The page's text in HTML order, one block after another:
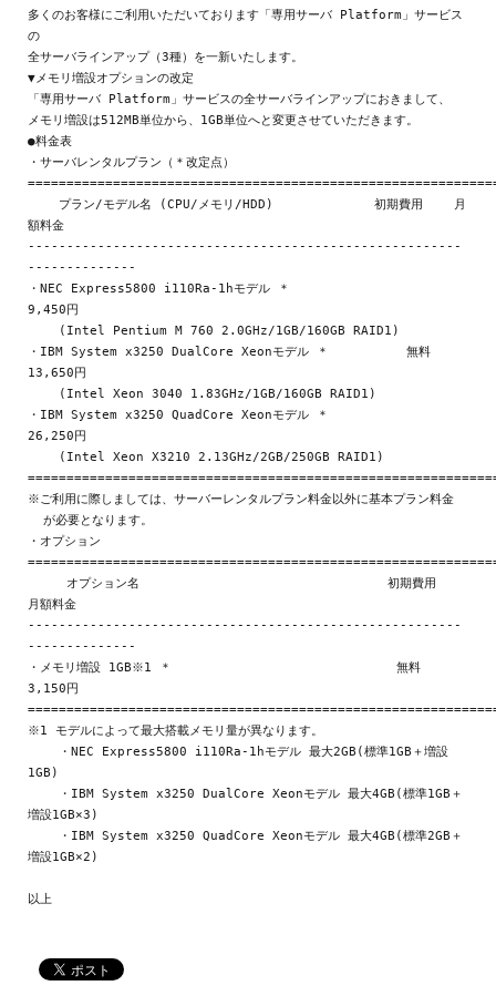
多くのお客様にご利用いただいております「専用サーバ Platform」サービス
の
全サーバラインアップ（3種）を一新いたします。
▼メモリ増設オプションの改定
「専用サーバ Platform」サービスの全サーバラインアップにおきまして、
メモリ増設は512MB単位から、1GB単位へと変更させていただきます。
●料金表
・サーバレンタルプラン（＊改定点）
額料金
--------------------------------------------------------
--------------
・NEC Express5800 i110Ra-1hモデル ＊
9,450円
・IBM System x3250 DualCore Xeonモデル ＊          無料
13,650円
・IBM System x3250 QuadCore Xeonモデル ＊
26,250円
※ご利用に際しましては、サーバーレンタルプラン料金以外に基本プラン料金
・オプション
月額料金
--------------------------------------------------------
--------------
・メモリ増設 1GB※1 ＊                             無料
3,150円
※1 モデルによって最大搭載メモリ量が異なります。
1GB)
増設1GB×3)
増設1GB×2)